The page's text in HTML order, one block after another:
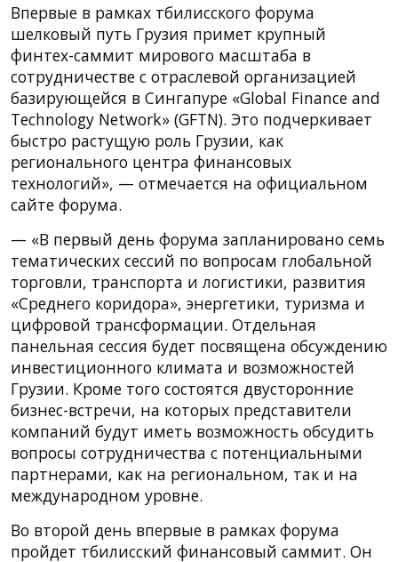
Впервые в рамках тбилисского форума
шелковый путь Грузия примет крупный
финтех-саммит мирового масштаба в
сотрудничестве с отраслевой организацией
базирующейся в Сингапуре «Global Finance and
Technology Network» (GFTN). Это подчеркивает
быстро растущую роль Грузии, как
регионального центра финансовых
технологий», — отмечается на официальном
сайте форума.
— «В первый день форума запланировано семь
тематических сессий по вопросам глобальной
торговли, транспорта и логистики, развития
«Среднего коридора», энергетики, туризма и
цифровой трансформации. Отдельная
панельная сессия будет посвящена обсуждению
инвестиционного климата и возможностей
Грузии. Кроме того состоятся двусторонние
бизнес-встречи, на которых представители
компаний будут иметь возможность обсудить
вопросы сотрудничества с потенциальными
партнерами, как на региональном, так и на
международном уровне.
Во второй день впервые в рамках форума
пройдет тбилисский финансовый саммит. Он